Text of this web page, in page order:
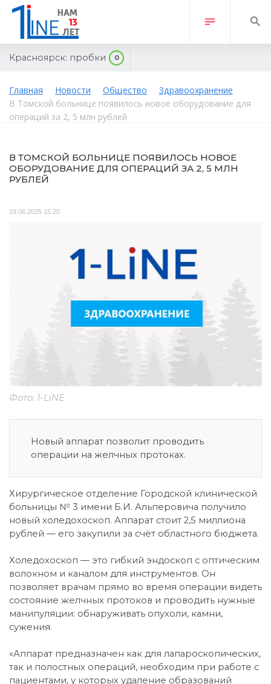
Красноярск: пробки 0
Главная Новости Общество
Здравоохранение
В Томской больнице появилось новое оборудование для
операций за 2, 5 млн рублей
В ТОМСКОЙ БОЛЬНИЦЕ ПОЯВИЛОСЬ НОВОЕ
ОБОРУДОВАНИЕ ДЛЯ ОПЕРАЦИЙ ЗА 2, 5 МЛН
РУБЛЕЙ
19.06.2025 15:20
Фото: 1-LiNE
Новый аппарат позволит проводить
операции на желчных протоках.
Хирургическое отделение Городской клинической
больницы № 3 имени Б.И. Альперовича получило
новый холедохоскоп. Аппарат стоит 2,5 миллиона
рублей — его закупили за счёт областного бюджета.
Холедохоскоп — это гибкий эндоскоп с оптическим
волокном и каналом для инструментов. Он
позволяет врачам прямо во время операции видеть
состояние желчных протоков и проводить нужные
манипуляции: обнаруживать опухоли, камни,
сужения.
«Аппарат предназначен как для лапароскопических,
так и полостных операций, необходим при работе с
пациентами, у которых удаление образований